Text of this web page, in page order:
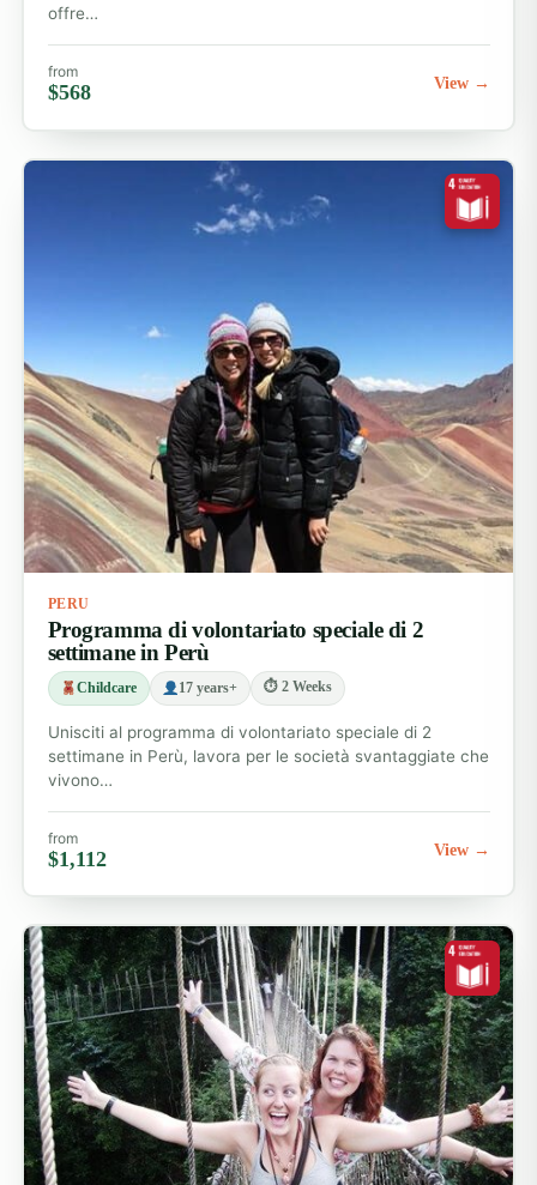
offre…
from
$568 View →
PERU
Programma di volontariato speciale di 2
settimane in Perù
Childcare 17 years+ ⏱ 2 Weeks
Unisciti al programma di volontariato speciale di 2
settimane in Perù, lavora per le società svantaggiate che
vivono…
from
$1,112 View →